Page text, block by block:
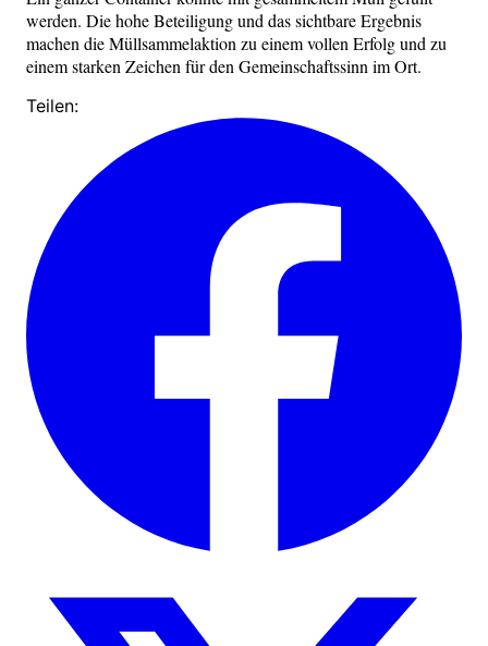
werden. Die hohe Beteiligung und das sichtbare Ergebnis
machen die Müllsammelaktion zu einem vollen Erfolg und zu
einem starken Zeichen für den Gemeinschaftssinn im Ort.
Teilen: